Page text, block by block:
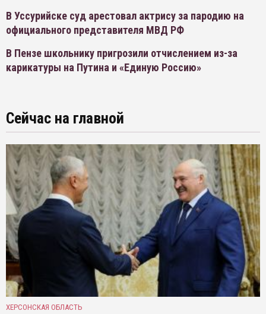
В Уссурийске суд арестовал актрису за пародию на
официального представителя МВД РФ
В Пензе школьнику пригрозили отчислением из-за
карикатуры на Путина и «Единую Россию»
Сейчас на главной
ХЕРСОНСКАЯ ОБЛАСТЬ